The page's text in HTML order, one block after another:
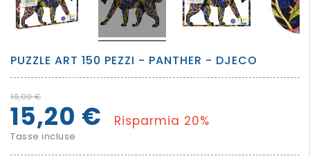
 
PUZZLE ART 150 PEZZI - PANTHER - DJECO
19,00 €
15,20 € Risparmia 20%
Tasse incluse